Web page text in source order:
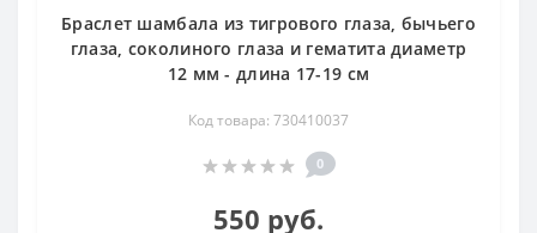
Браслет шамбала из тигрового глаза, бычьего
глаза, соколиного глаза и гематита диаметр
12 мм - длина 17-19 см
Код товара: 730410037
0
550 руб.